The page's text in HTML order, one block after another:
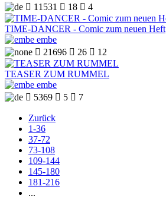
 11531  18  4
TIME-DANCER - Comic zum neuen Heft
embe
 21696  26  12
TEASER ZUM RUMMEL
embe
 5369  5  7
Zurück
1-36
37-72
73-108
109-144
145-180
181-216
...